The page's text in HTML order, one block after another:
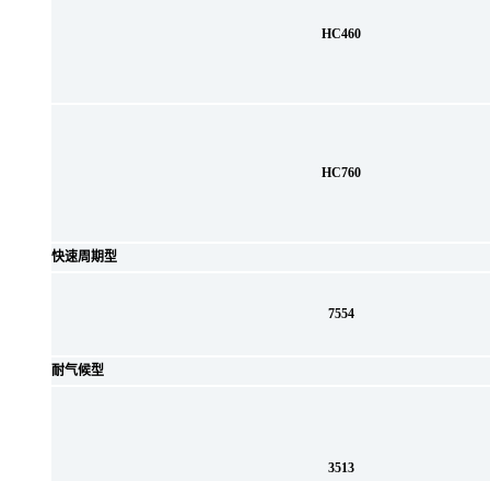
HC460
HC760
快速周期型
7554
耐气候型
3513